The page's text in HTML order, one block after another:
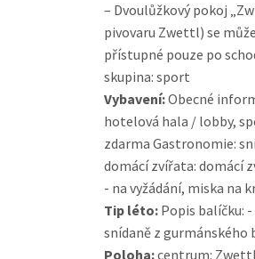
– Dvoulůžkový pokoj
pivovaru Zwettl) se
přístupné pouze po
skupina: sport
Vybavení:Obecné
hotelová hala / lobby,
zdarma Gastronomie:
domácí zvířata: domácí
- na vyžádání, miska na
Tip léto: Popis balíčku:
snídaně z gurmánského
Poloha:centrum: